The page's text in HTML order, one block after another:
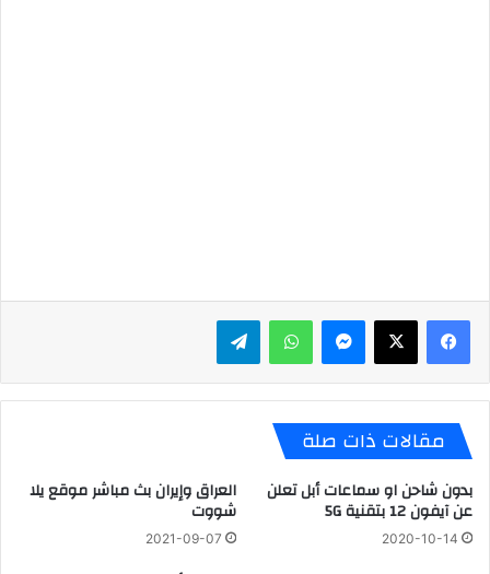
ماسنجر واتساب تيلقرام
مقالات ذات صلة
بدون شاحن او سماعات أبل تعلن
عن آيفون 12 بتقنية 5G
2020-10-14
العراق وإيران بث مباشر موقع يلا
شووت
2021-09-07